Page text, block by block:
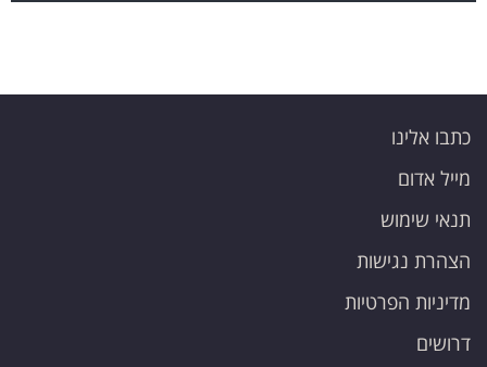
כתבו אלינו
מייל אדום
תנאי שימוש
הצהרת נגישות
מדיניות הפרטיות
דרושים